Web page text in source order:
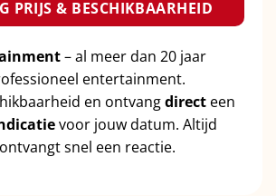
PRIJS & BESCHIKBAARHEID
– al meer dan 20 jaar
entertainment.
en ontvangdirect een
voor jouw datum. Altijd
snel een reactie.